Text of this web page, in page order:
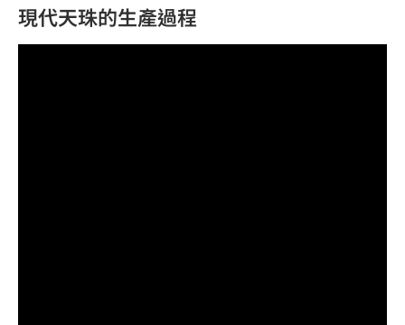
現代天珠的生產過程